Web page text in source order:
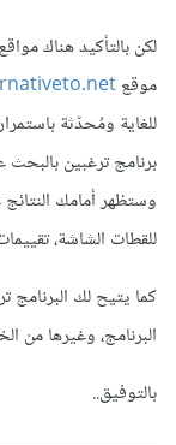
لكن بالتأكيد هناك
موقع
للغاية ومُحدّثة
وستظهر أمامك
للقطات الشاشة،
كما يتيح لك
البرنامج، وغيرها من
بالتوفيق..